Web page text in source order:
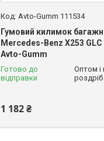
Avto-Gumm 111534
Гумовий килимок
Mercedes-Benz X253 GLC
Avto-Gumm
Готово до
відправки
Оптом і
роздріб
1 182 ₴